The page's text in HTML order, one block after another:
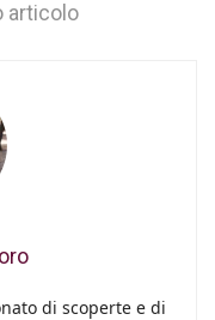
articolo
di scoperte e di